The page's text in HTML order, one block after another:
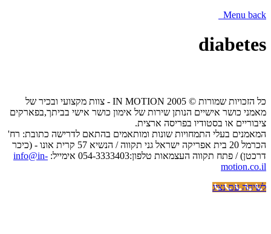
Menu back
diabetes
כל הזכויות שמורות © IN MOTION 2005 - צוות מקצועי ובכיר של
מאמני כושר אישיים הנותן שירות של אימון כושר אישי בביתך,בפארקים
ציבוריים או בסטודיו בפריסה ארצית.
המאמנים בעלי התמחויות שונות ומותאמים בהתאם לדרישה כתובת: רח'
הכרמל 20 בית אפריקה ישראל גני תקווה / הנשיא 57 קרית אונו - (כיכר
דרכטן) / פתח תקווה העצמאות טלפון:054-3333403 אימייל:
info@in-
motion.co.il
לשיחה עם נציג